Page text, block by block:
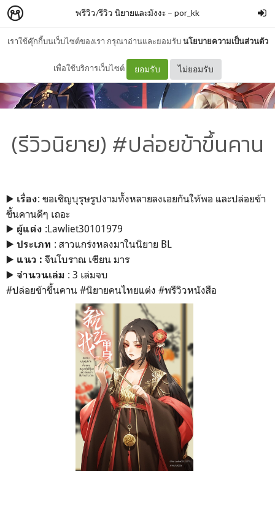
เราใช้คุ๊กกี้บนเว็บไซต์ของเรา กรุณาอ่านและยอมรับนโยบายความเป็นส่วนตัว
เพื่อใช้บริการเว็บไซต์ ยอมรับ ไม่ยอมรับ
พรีวิว/รีวิว นิยายและมังงะ – por_kk
(รีวิวนิยาย) #ปล่อยข้าขึ้นคาน
▶️ เรื่อง: ขอเชิญบุรุษรูปงามทั้งหลายลงเอยกันให้พอ และปล่อยข้า
ขึ้นคานดีๆ เถอะ
▶️ ผู้แต่ง :Lawliet30101979
▶️ ประเภท : สาวแกร่งหลงมาในนิยาย BL
▶️ แนว : จีนโบราณ เซียน มาร
▶️ จำนวนเล่ม : 3 เล่มจบ
#ปล่อยข้าขึ้นคาน #นิยายคนไทยแต่ง #พรีวิวหนังสือ